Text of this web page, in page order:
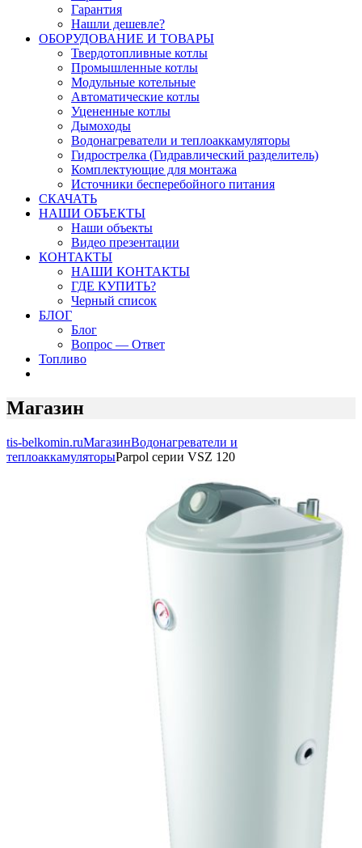
Гарантия
Нашли дешевле?
ОБОРУДОВАНИЕ И ТОВАРЫ
Твердотопливные котлы
Промышленные котлы
Модульные котельные
Автоматические котлы
Уцененные котлы
Дымоходы
Водонагреватели и теплоаккамуляторы
Гидрострелка (Гидравлический разделитель)
Комплектующие для монтажа
Источники бесперебойного питания
СКАЧАТЬ
НАШИ ОБЪЕКТЫ
Наши объекты
Видео презентации
КОНТАКТЫ
НАШИ КОНТАКТЫ
ГДЕ КУПИТЬ?
Черный список
БЛОГ
Блог
Вопрос — Ответ
Топливо
Магазин
tis-belkomin.ruМагазинВодонагреватели и
теплоаккамуляторыParpol серии VSZ 120